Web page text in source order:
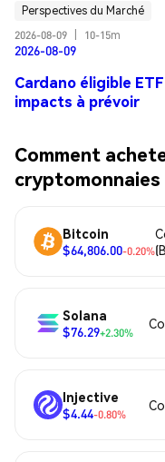
Perspectives du Marché
2026-08-09
10-15m
2026-08-09
Cardano éligible
impacts à prévoir
Comment
cryptomonnaies
Bitcoin
$64,806.00-0.20%
Solana
$76.29+2.30%
Injective
$4.44-0.80%